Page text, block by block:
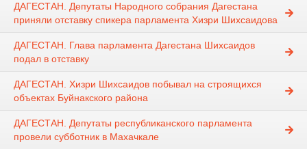
ДАГЕСТАН. Депутаты Народного собрания Дагестана
приняли отставку спикера парламента Хизри Шихсаидова
ДАГЕСТАН. Глава парламента Дагестана Шихсаидов
подал в отставку
ДАГЕСТАН. Хизри Шихсаидов побывал на строящихся
объектах Буйнакского района
ДАГЕСТАН. Депутаты республиканского парламента
провели субботник в Махачкале